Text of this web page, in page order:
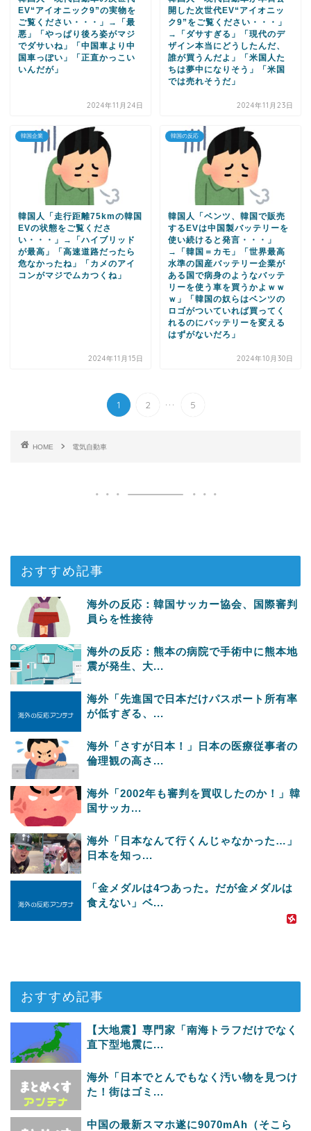
EV“アイオニック9”の実物を
ご覧ください・・・」→「最
悪」「やっぱり後ろ姿がマジ
でダサいね」「中国車より中
国車っぽい」「正直かっこい
いんだが」
2024年11月24日
開した次世代EV“アイオニッ
ク9”をご覧ください・・・」
→「ダサすぎる」「現代のデ
ザイン本当にどうしたんだ、
誰が買うんだよ」「米国人た
ちは夢中になりそう」「米国
では売れそうだ」
2024年11月23日
韓国企業
韓国人「走行距離75kmの韓国
EVの状態をご覧くださ
い・・・」→「ハイブリッド
が最高」「高速道路だったら
危なかったね」「カメのアイ
コンがマジでムカつくね」
2024年11月15日
韓国の反応
韓国人「ベンツ、韓国で販売
するEVは中国製バッテリーを
使い続けると発言・・・」
→「韓国＝カモ」「世界最高
水準の国産バッテリー企業が
ある国で病身のようなバッテ
リーを使う車を買うかよｗｗ
ｗ」「韓国の奴らはベンツの
ロゴがついていれば買ってく
れるのにバッテリーを変える
はずがないだろ」
2024年10月30日
1 2 ... 5
HOME 電気自動車
おすすめ記事
海外の反応：韓国サッカー協会、国際審判
員らを性接待
海外の反応：熊本の病院で手術中に熊本地
震が発生、大...
海外「先進国で日本だけパスポート所有率
が低すぎる、...
海外「さすが日本！」日本の医療従事者の
倫理観の高さ...
海外「2002年も審判を買収したのか！」韓
国サッカ...
海外「日本なんて行くんじゃなかった…」
日本を知っ...
「金メダルは4つあった。だが金メダルは
食えない」ベ...
おすすめ記事
【大地震】専門家「南海トラフだけでなく
直下型地震に...
海外「日本でとんでもなく汚い物を見つけ
た！街はゴミ...
中国の最新スマホ遂に9070mAh（そこら